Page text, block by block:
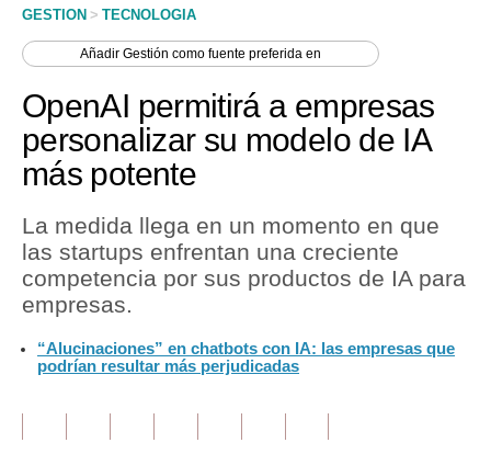
Perú
Política
Finanzas Personales
Inmobiliarias
Plus G
GESTION > TECNOLOGIA
AñadirGestión como fuente preferida en
OpenAI permitirá a empresas
personalizar su modelo de IA
más potente
La medida llega en un momento en que
las startups enfrentan una creciente
competencia por sus productos de IA para
empresas.
“Alucinaciones” en chatbots con IA: las empresas que
podrían resultar más perjudicadas